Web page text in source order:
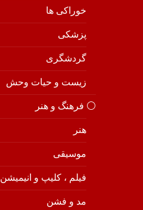
خوراکی ها
پزشکی
گردشگری
زیست و حیات وحش
⚪️ فرهنگ و هنر
هنر
موسیقی
فیلم ، کلیپ و انیمیشن
مد و فشن